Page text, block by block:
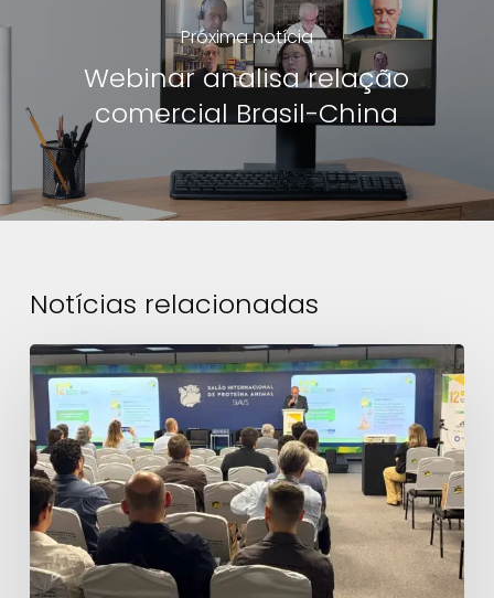
Próxima notícia
Webinar analisa relação
comercial Brasil-China
Notícias relacionadas
12º
Diálogo
Técnico
debate
eficiência
nutricional
e
avanços